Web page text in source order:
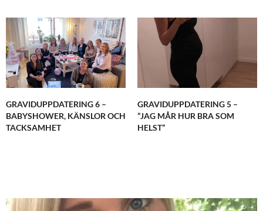
GRAVIDUPPDATERING 6 –
BABYSHOWER, KÄNSLOR OCH
TACKSAMHET
GRAVIDUPPDATERING 5 –
”JAG MÅR HUR BRA SOM
HELST”